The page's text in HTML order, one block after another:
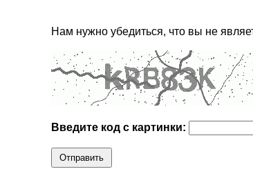
Нам нужно убедиться, что вы не
Введите код с картинки:
Отправить